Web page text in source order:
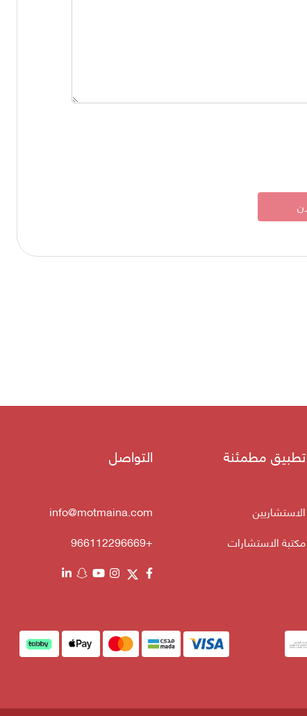
تطبيق مطمئنة
الاستشاريين
مكتبة الاستشارات
التواصل
info@motmaina.com
+966112296669